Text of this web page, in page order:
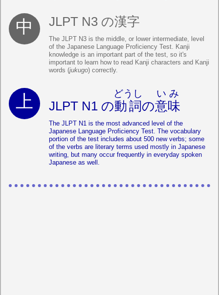
JLPT N3 の漢字
The JLPT N3 is the middle, or lower intermediate, level
of the Japanese Language Proficiency Test. Kanji
knowledge is an important part of the test, so it's
important to learn how to read Kanji characters and Kanji
words (jukugo) correctly.
JLPT N1 の動詞
どうし
の意味
いみ
The JLPT N1 is the most advanced level of the
Japanese Language Proficiency Test. The vocabulary
portion of the test includes about 500 new verbs; some
of the verbs are literary terms used mostly in Japanese
writing, but many occur frequently in everyday spoken
Japanese as well.